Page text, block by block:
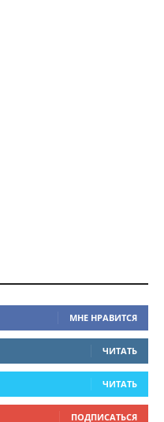
МНЕ НРАВИТСЯ
ЧИТАТЬ
ЧИТАТЬ
ПОДПИСАТЬСЯ